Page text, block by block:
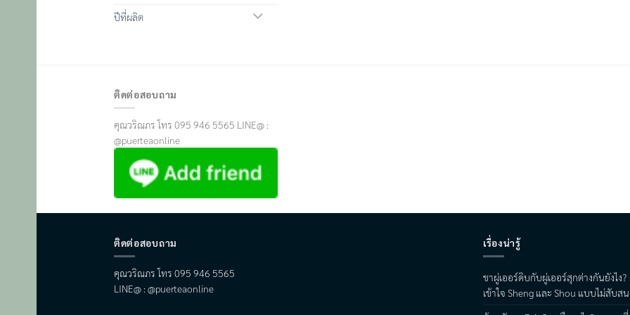
ปีที่ผลิต
ติดต่อสอบถาม
คุณวริณภร โทร 095 946 5565 LINE@ :
@puerteaonline
ติดต่อสอบถาม
คุณวริณภร โทร 095 946 5565
LINE@ : @puerteaonline
เรื่องน่ารู้
ชาผู่เออร์ดิบกับผู่เออร์สุกต่างกันยังไง?
เข้าใจ Sheng และ Shou แบบไม่สับสน